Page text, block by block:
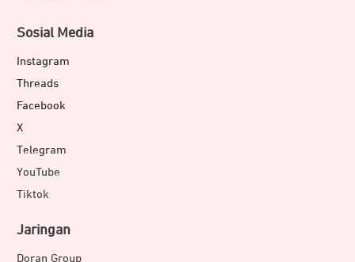
Sosial Media
Instagram
Threads
Facebook
X
Telegram
YouTube
Tiktok
Jaringan
Doran Group